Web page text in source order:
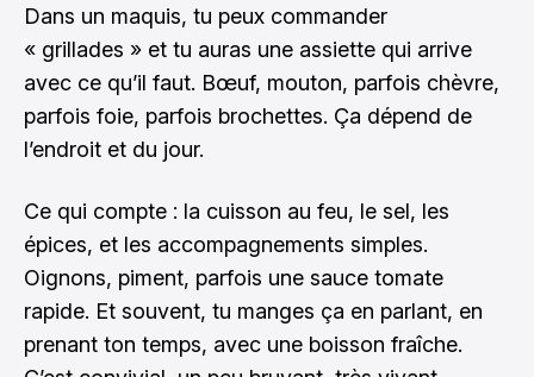
Dans un maquis, tu peux commander
« grillades » et tu auras une assiette qui arrive
avec ce qu’il faut. Bœuf, mouton, parfois chèvre,
parfois foie, parfois brochettes. Ça dépend de
l’endroit et du jour.
Ce qui compte : la cuisson au feu, le sel, les
épices, et les accompagnements simples.
Oignons, piment, parfois une sauce tomate
rapide. Et souvent, tu manges ça en parlant, en
prenant ton temps, avec une boisson fraîche.